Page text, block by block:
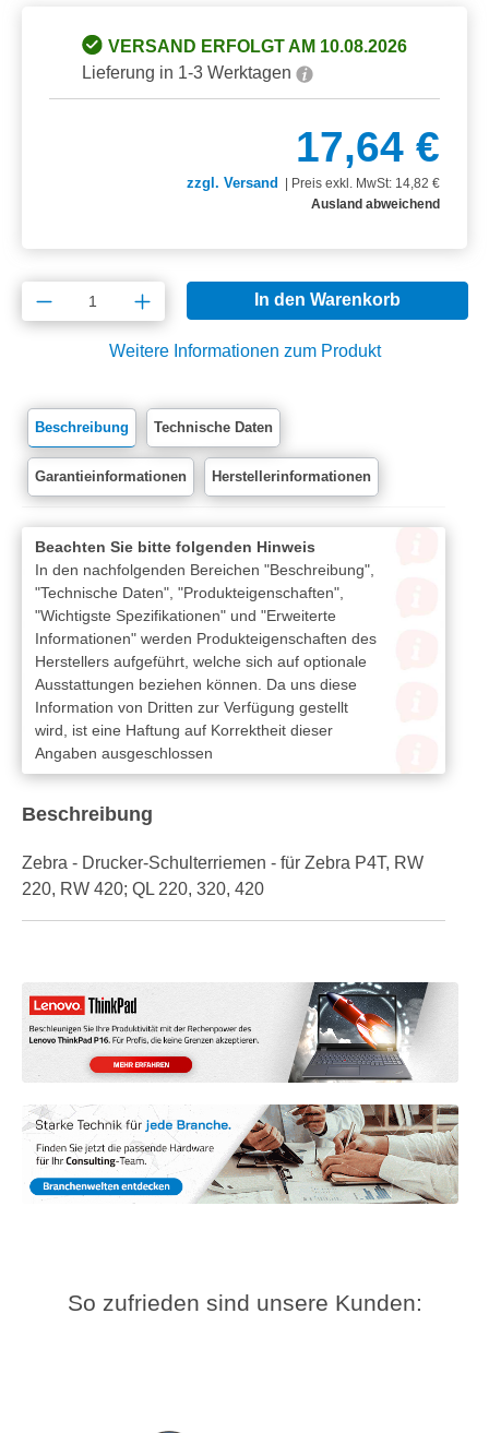
VERSAND ERFOLGT AM 10.08.2026
Lieferung in 1-3 Werktagen
17,64 €
zzgl. Versand
Preis exkl. MwSt: 14,82 €
Ausland abweichend
Produkt Anzahl: Gib den gewünschten
In den Warenkorb
Weitere Informationen zum Produkt
Beschreibung Technische Daten
Garantieinformationen Herstellerinformationen
Beachten Sie bitte folgenden Hinweis
In den nachfolgenden Bereichen "Beschreibung",
"Technische Daten", "Produkteigenschaften",
"Wichtigste Spezifikationen" und "Erweiterte
Informationen" werden Produkteigenschaften des
Herstellers aufgeführt, welche sich auf optionale
Ausstattungen beziehen können. Da uns diese
Information von Dritten zur Verfügung gestellt
wird, ist eine Haftung auf Korrektheit dieser
Angaben ausgeschlossen
Beschreibung
Zebra - Drucker-Schulterriemen - für Zebra P4T, RW
220, RW 420; QL 220, 320, 420
So zufrieden sind unsere Kunden: